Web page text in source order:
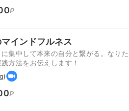
P
インドフルネス
に集中して本来の自分と繋がる。なり
方法をお伝えします！
P